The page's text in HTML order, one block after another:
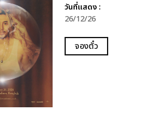
วันที่แสดง :
26/12/26
จองตั๋ว